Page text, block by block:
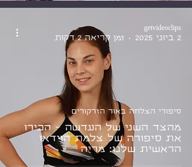
מהצד השני של העדשה - הכירו
את סיפורה של צלמת הוידאו
הראשית שלנו: מריה
סיפורי הצלחה באור הזרקורים
getvideoclips
2 ביוני 2025
זמן קריאה 2 דקות